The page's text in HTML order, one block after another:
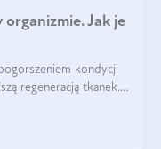
Jak je
kondycji
regeneracją tkanek.